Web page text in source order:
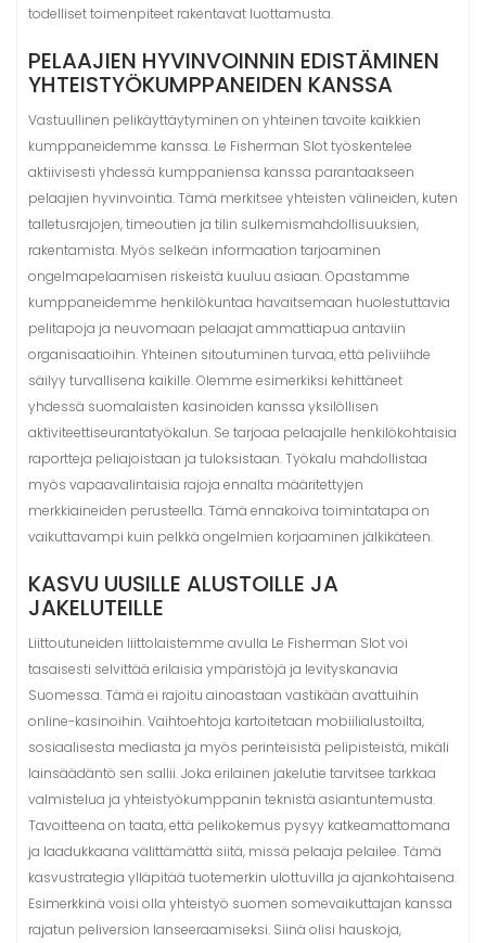
todelliset toimenpiteet rakentavat luottamusta.
PELAAJIEN HYVINVOINNIN EDISTÄMINEN
YHTEISTYÖKUMPPANEIDEN KANSSA
Vastuullinen pelikäyttäytyminen on yhteinen tavoite kaikkien
kumppaneidemme kanssa. Le Fisherman Slot työskentelee
aktiivisesti yhdessä kumppaniensa kanssa parantaakseen
pelaajien hyvinvointia. Tämä merkitsee yhteisten välineiden, kuten
talletusrajojen, timeoutien ja tilin sulkemismahdollisuuksien,
rakentamista. Myös selkeän informaation tarjoaminen
ongelmapelaamisen riskeistä kuuluu asiaan. Opastamme
kumppaneidemme henkilökuntaa havaitsemaan huolestuttavia
pelitapoja ja neuvomaan pelaajat ammattiapua antaviin
organisaatioihin. Yhteinen sitoutuminen turvaa, että peliviihde
säilyy turvallisena kaikille. Olemme esimerkiksi kehittäneet
yhdessä suomalaisten kasinoiden kanssa yksilöllisen
aktiviteettiseurantatyökalun. Se tarjoaa pelaajalle henkilökohtaisia
raportteja peliajoistaan ja tuloksistaan. Työkalu mahdollistaa
myös vapaavalintaisia rajoja ennalta määritettyjen
merkkiaineiden perusteella. Tämä ennakoiva toimintatapa on
vaikuttavampi kuin pelkkä ongelmien korjaaminen jälkikäteen.
KASVU UUSILLE ALUSTOILLE JA
JAKELUTEILLE
Liittoutuneiden liittolaistemme avulla Le Fisherman Slot voi
tasaisesti selvittää erilaisia ympäristöjä ja levityskanavia
Suomessa. Tämä ei rajoitu ainoastaan vastikään avattuihin
online-kasinoihin. Vaihtoehtoja kartoitetaan mobiilialustoilta,
sosiaalisesta mediasta ja myös perinteisistä pelipisteistä, mikäli
lainsäädäntö sen sallii. Joka erilainen jakelutie tarvitsee tarkkaa
valmistelua ja yhteistyökumppanin teknistä asiantuntemusta.
Tavoitteena on taata, että pelikokemus pysyy katkeamattomana
ja laadukkaana välittämättä siitä, missä pelaaja pelailee. Tämä
kasvustrategia ylläpitää tuotemerkin ulottuvilla ja ajankohtaisena.
Esimerkkinä voisi olla yhteistyö suomen somevaikuttajan kanssa
rajatun peliversion lanseeraamiseksi. Siinä olisi hauskoja,